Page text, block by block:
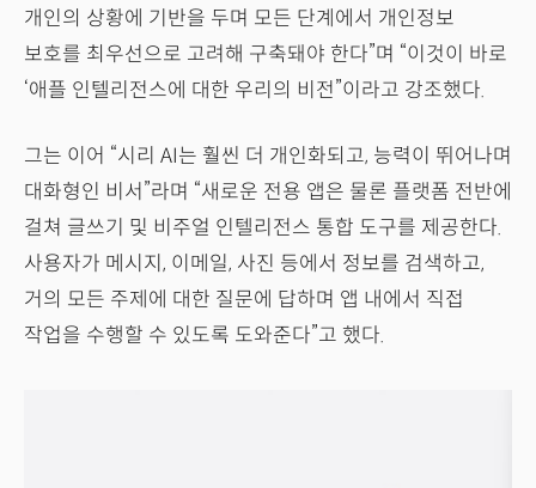
개인의 상황에 기반을 두며 모든 단계에서 개인정보
보호를 최우선으로 고려해 구축돼야 한다”며 “이것이 바로
‘애플 인텔리전스에 대한 우리의 비전”이라고 강조했다.
그는 이어 “시리 AI는 훨씬 더 개인화되고, 능력이 뛰어나며
대화형인 비서”라며 “새로운 전용 앱은 물론 플랫폼 전반에
걸쳐 글쓰기 및 비주얼 인텔리전스 통합 도구를 제공한다.
사용자가 메시지, 이메일, 사진 등에서 정보를 검색하고,
거의 모든 주제에 대한 질문에 답하며 앱 내에서 직접
작업을 수행할 수 있도록 도와준다”고 했다.